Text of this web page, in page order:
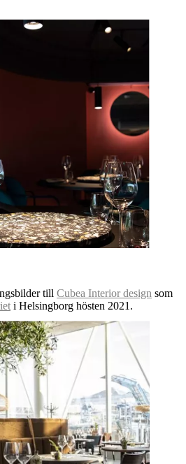
till Cubea Interior design som
i Helsingborg hösten 2021.